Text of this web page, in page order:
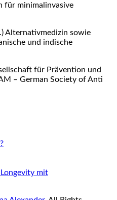
für minimalinvasive
Alternativmedizin sowie
und indische
für Prävention und
– German Society of Anti
mit